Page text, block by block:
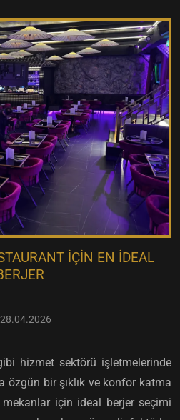
IÇIN EN İDEAL
hizmet sektörü işletmelerinde
özgün bir şıklık ve konfor katma
için ideal berjer seçimi